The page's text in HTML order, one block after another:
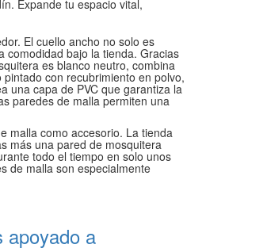
Expande tu espacio vital,
El cuello ancho no solo es
comodidad bajo la tienda. Gracias
es blanco neutro, combina
con recubrimiento en polvo,
una capa de PVC que garantiza la
paredes de malla permiten una
malla como accesorio. La tienda
más una pared de mosquitera
todo el tiempo en solo unos
de malla son especialmente
apoyado a